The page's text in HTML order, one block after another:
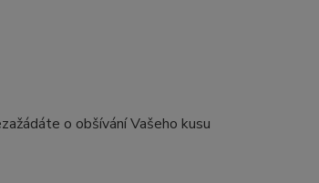
o obšívání Vašeho kusu